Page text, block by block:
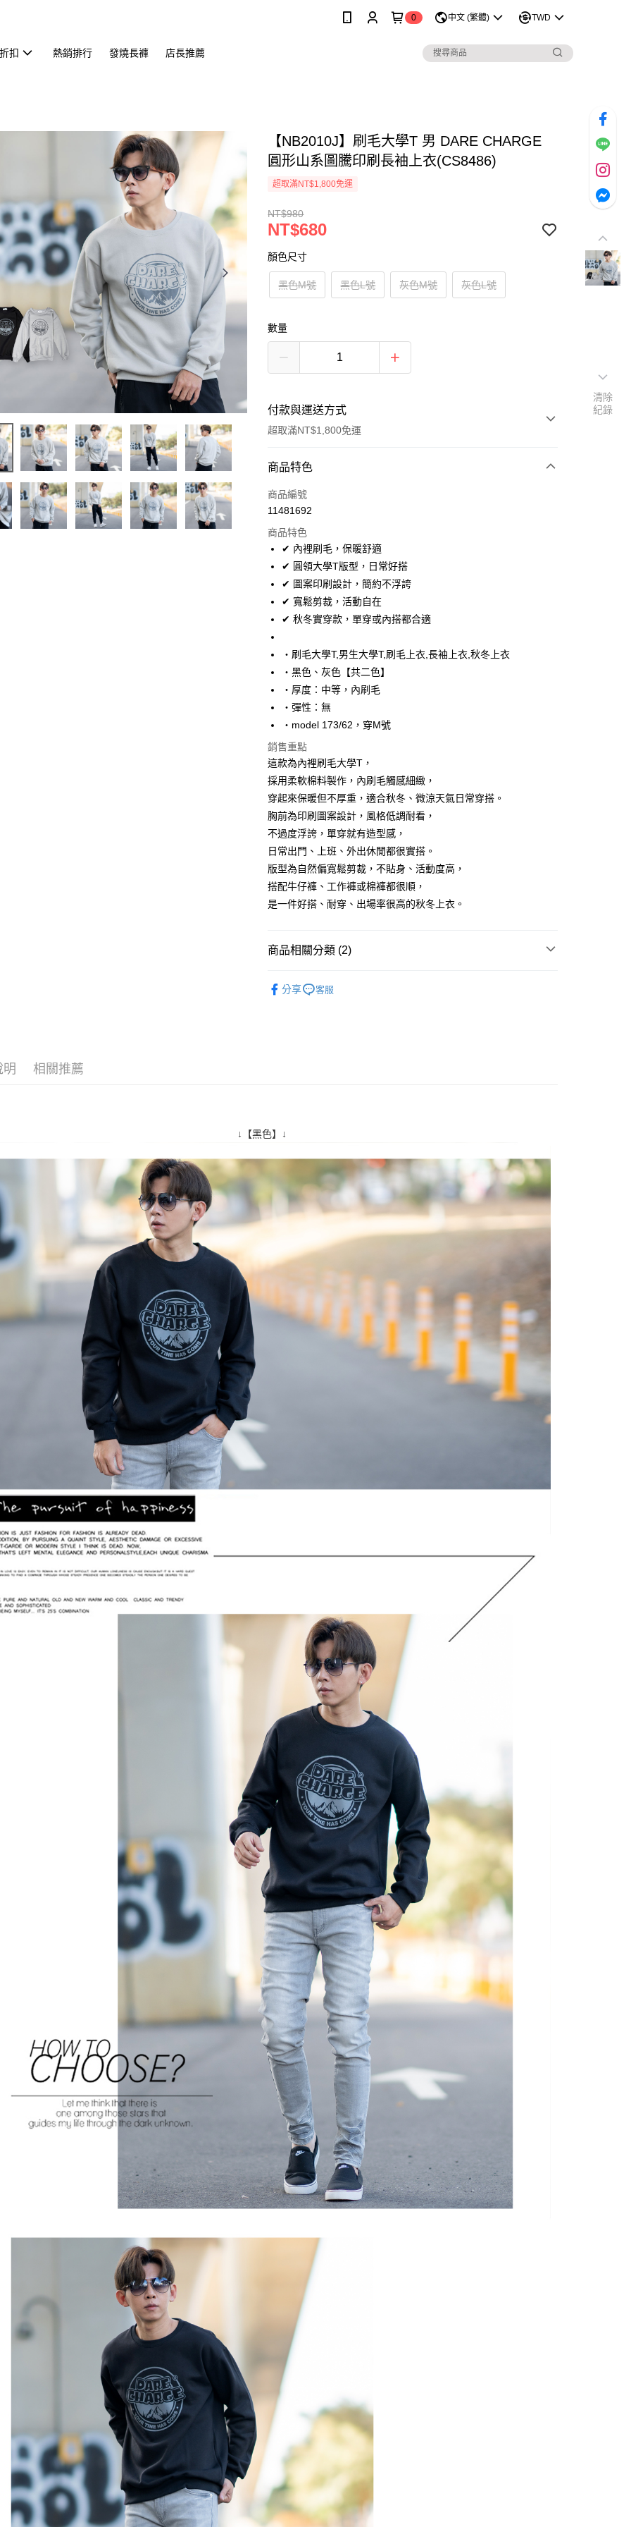
0 中文 (繁體) TWD
扣 熱銷排行 發燒長褲 店長推薦
【NB2010J】刷毛大學T 男 DARE CHARGE
圓形山系圖騰印刷長袖上衣(CS8486)
超取滿NT$1,800免運
NT$980
NT$680
顏色尺寸
黑色M號 黑色L號 灰色M號 灰色L號
數量
付款與運送方式
超取滿NT$1,800免運
付款方式
信用卡一次付款
LINE Pay
Apple Pay
街口支付
悠遊付
Google Pay
AFTEE先享後付
相關說明
【關於「AFTEE先享後付」】
AFTEE先享後付是「在收到商品之後才付款」的支付方式。 讓您購物簡單
便利好安心！
１．簡單：不需註冊會員、不需綁卡、不需儲值。
２．便利：只要手機號碼，簡訊認證，即可結帳。
３．安心：先確認商品／服務後，再付款。
【「AFTEE先享後付」結帳流程】
付」結帳頁面，進行簡訊認證並確認金額後，即可完成結帳。
２．訂單成立數日內，您將收到繳費通知簡訊。
３．收到繳費通知簡訊後14天內，點擊此簡訊中的連結，可透過四大超商
／ATM／網路銀行／等多元方式進行付款，方視為交易完成。
※ 請注意：結帳手續完成當下不需立刻繳費，但若您需要取消訂單，請聯
絡購買商品的店家。未經商家同意取消之訂單仍視為有效，需透過AFTEE
※ 交易是否成功請以「AFTEE先享後付 」之結帳頁面顯示為準，若有關於
交易，需依本服務之必要範圍內提供個人資料，並將交易相關給付款項請
求債權轉讓予恩沛科技股份有限公司。
動。
ATM付款
運送方式
全家付款取貨
每筆NT$80，滿NT$1,800(含以上)免運費
先付款後全家取貨
每筆NT$80，滿NT$1,800(含以上)免運費
每筆NT$80，滿NT$1,800(含以上)免運費
每筆NT$80，滿NT$1,800(含以上)免運費
每筆NT$120，滿NT$3,000(含以上)免運費
商品特色
商品編號
11481692
商品特色
✔ 內裡刷毛，保暖舒適
✔ 圓領大學T版型，日常好搭
✔ 圖案印刷設計，簡約不浮誇
✔ 寬鬆剪裁，活動自在
✔ 秋冬實穿款，單穿或內搭都合適
‧刷毛大學T,男生大學T,刷毛上衣,長袖上衣,秋冬上衣
‧黑色、灰色【共二色】
‧厚度：中等，內刷毛
‧彈性：無
‧model 173/62，穿M號
銷售重點
這款為內裡刷毛大學T，
採用柔軟棉料製作，內刷毛觸感細緻，
穿起來保暖但不厚重，適合秋冬、微涼天氣日常穿搭。
胸前為印刷圖案設計，風格低調耐看，
不過度浮誇，單穿就有造型感，
日常出門、上班、外出休閒都很實搭。
版型為自然偏寬鬆剪裁，不貼身、活動度高，
搭配牛仔褲、工作褲或棉褲都很順，
是一件好搭、耐穿、出場率很高的秋冬上衣。
商品相關分類 (2)
分享 客服
明 相關推薦
↓【黑色】↓
清除
紀錄